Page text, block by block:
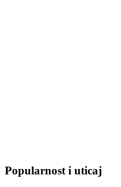
Popularnost i uticaj